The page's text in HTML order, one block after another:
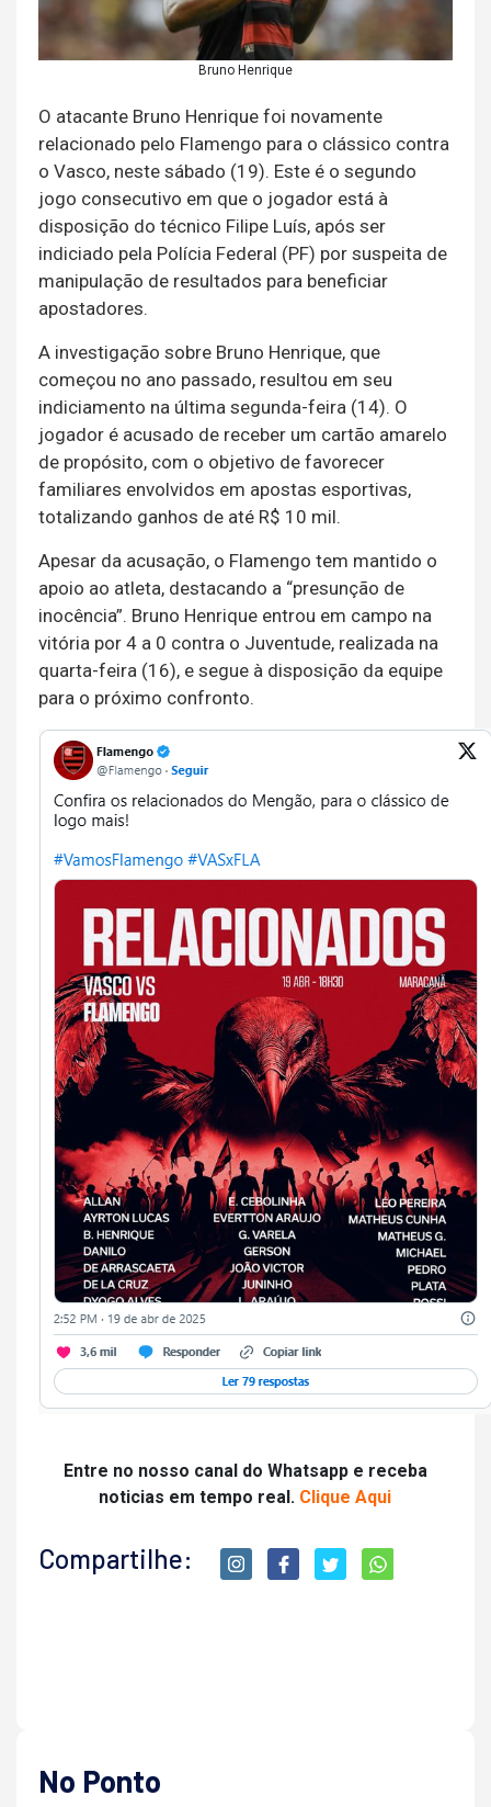
Bruno Henrique
O atacante Bruno Henrique foi novamente
relacionado pelo Flamengo para o clássico contra
o Vasco, neste sábado (19). Este é o segundo
jogo consecutivo em que o jogador está à
disposição do técnico Filipe Luís, após ser
indiciado pela Polícia Federal (PF) por suspeita de
manipulação de resultados para beneficiar
apostadores.
A investigação sobre Bruno Henrique, que
começou no ano passado, resultou em seu
indiciamento na última segunda-feira (14). O
jogador é acusado de receber um cartão amarelo
de propósito, com o objetivo de favorecer
familiares envolvidos em apostas esportivas,
totalizando ganhos de até R$ 10 mil.
Apesar da acusação, o Flamengo tem mantido o
apoio ao atleta, destacando a “presunção de
inocência”. Bruno Henrique entrou em campo na
vitória por 4 a 0 contra o Juventude, realizada na
quarta-feira (16), e segue à disposição da equipe
para o próximo confronto.
Entre no nosso canal do Whatsapp e receba
noticias em tempo real. Clique Aqui
Compartilhe:
No Ponto